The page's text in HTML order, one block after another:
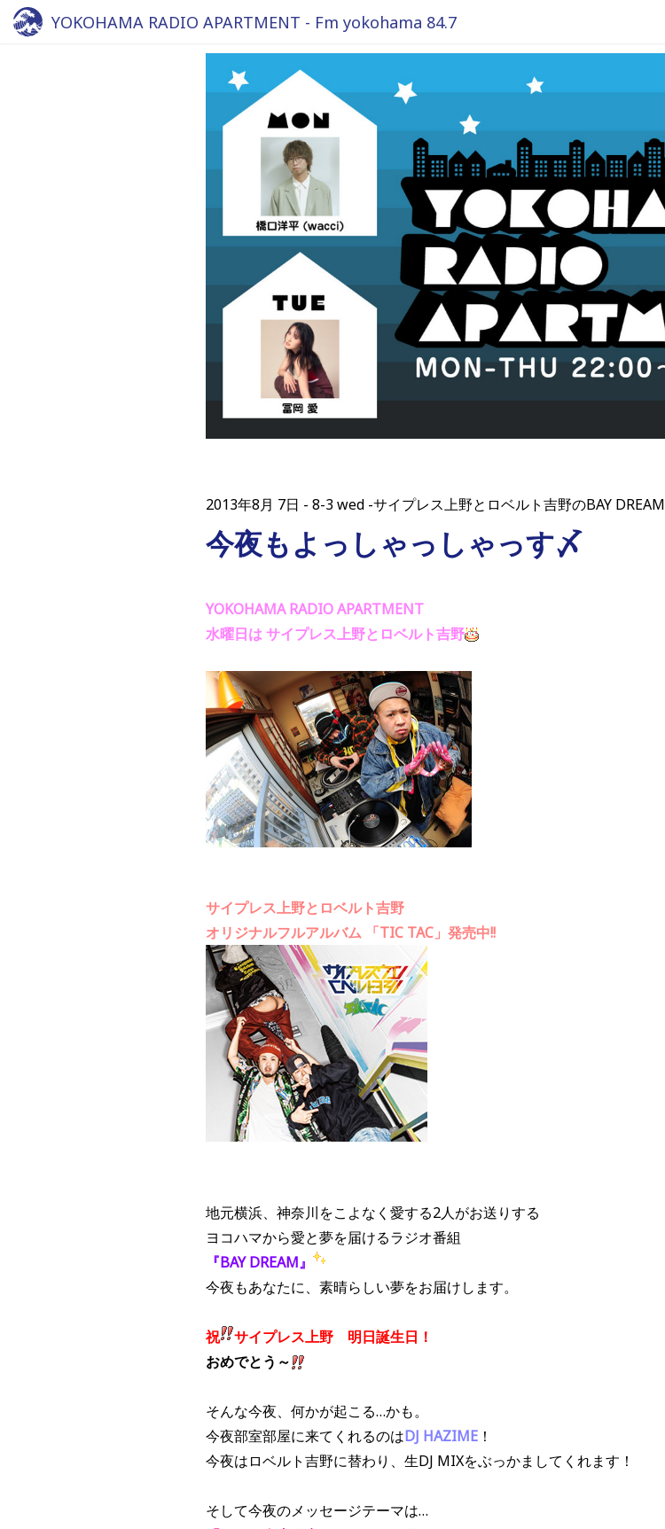
YOKOHAMA RADIO APARTMENT - Fm yokohama 84.7
2013年8月 7日 8-3 wed -サイプレス上野とロベルト吉野のBAY DREAM
今夜もよっしゃっしゃっす〆
YOKOHAMA RADIO APARTMENT
水曜日は サイプレス上野とロベルト吉野
サイプレス上野とロベルト吉野
オリジナルフルアルバム 「TIC TAC」発売中!!
地元横浜、神奈川をこよなく愛する2人がお送りする
ヨコハマから愛と夢を届けるラジオ番組
『BAY DREAM』
今夜もあなたに、素晴らしい夢をお届けします。
祝
サイプレス上野 明日誕生日！
おめでとう～
そんな今夜、何かが起こる…かも。
今夜部室部屋に来てくれるのはDJ HAZIME ！
今夜はロベルト吉野に替わり、生DJ MIXをぶっかましてくれます！
そして今夜のメッセージテーマは…